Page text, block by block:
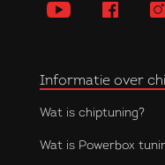
Informatie over
Wat is chiptuning?
Wat is Powerbox